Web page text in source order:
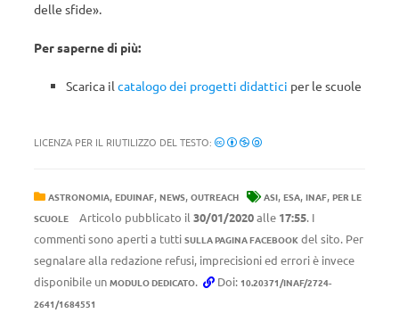
delle sfide».
Per saperne di più:
Scarica il catalogo dei progetti didattici per le scuole
LICENZA PER IL RIUTILIZZO DEL TESTO:
ASTRONOMIA, EDUINAF, NEWS, OUTREACH ASI, ESA, INAF, PER LE
SCUOLE
Articolo pubblicato il 30/01/2020alle 17:55. I
commenti sono aperti a tutti SULLA PAGINA FACEBOOK del sito. Per
segnalare alla redazione refusi, imprecisioni ed errori è invece
disponibile un MODULO DEDICATO. Doi: 10.20371/INAF/2724-
2641/1684551